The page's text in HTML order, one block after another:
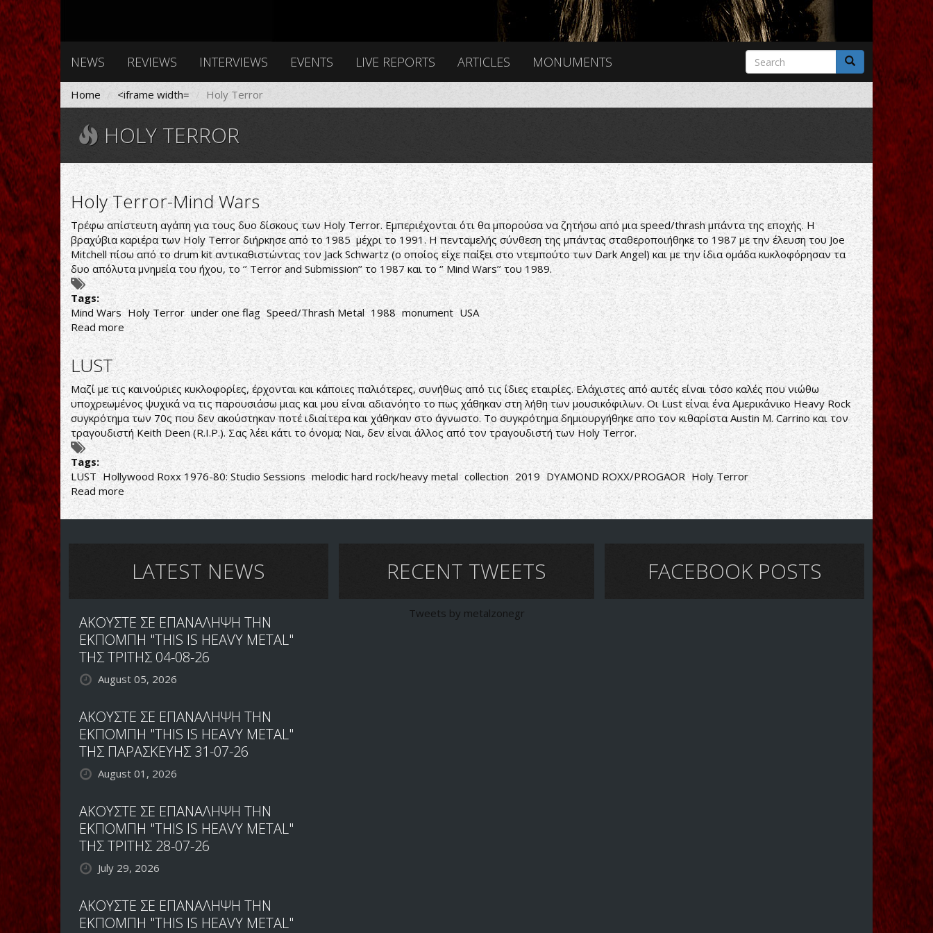
NEWS REVIEWS INTERVIEWS EVENTS LIVE REPORTS ARTICLES MONUMENTS
Search
form
Search
Home <iframe width= Holy Terror
HOLY TERROR
Holy Terror-Mind Wars
Τρέφω απίστευτη αγάπη για τους δυο δίσκους των Holy Terror. Εμπεριέχονται ότι θα μπορούσα να ζητήσω από μια speed/thrash μπάντα της εποχής. Η
βραχύβια καριέρα των Holy Terror διήρκησε από το 1985 μέχρι το 1991. Η πενταμελής σύνθεση της μπάντας σταθεροποιήθηκε το 1987 με την έλευση του Joe
Mitchell πίσω από το drum kit αντικαθιστώντας τον Jack Schwartz (ο οποίος είχε παίξει στο ντεμπούτο των Dark Angel) και με την ίδια ομάδα κυκλοφόρησαν τα
δυο απόλυτα μνημεία του ήχου, το ‘’ Terror and Submission’’ το 1987 και το ‘’ Mind Wars’’ του 1989.
Tags:
Mind Wars Holy Terror under one flag Speed/Thrash Metal 1988 monument USA
Read more about
Holy
Terror-
Mind
Wars
LUST
Μαζί με τις καινούριες κυκλοφορίες, έρχονται και κάποιες παλιότερες, συνήθως από τις ίδιες εταιρίες. Ελάχιστες από αυτές είναι τόσο καλές που νιώθω
υποχρεωμένος ψυχικά να τις παρουσιάσω μιας και μου είναι αδιανόητο το πως χάθηκαν στη λήθη των μουσικόφιλων. Οι Lust είναι ένα Αμερικάνικο Heavy Rock
συγκρότημα των 70ς που δεν ακούστηκαν ποτέ ιδιαίτερα και χάθηκαν στο άγνωστο. Το συγκρότημα δημιουργήθηκε απο τον κιθαρίστα Austin M. Carrino και τον
τραγουδιστή Keith Deen (R.I.P.). Σας λέει κάτι το όνομα; Ναι, δεν είναι άλλος από τον τραγουδιστή των Holy Terror.
Tags:
LUST Hollywood Roxx 1976-80: Studio Sessions melodic hard rock/heavy metal collection 2019 DYAMOND ROXX/PROGAOR Holy Terror
Read moreabout
LUST
LATEST NEWS
ΑΚΟΥΣΤΕ ΣΕ ΕΠΑΝΑΛΗΨΗ ΤΗΝ
ΕΚΠΟΜΠΗ "THIS IS HEAVY METAL"
ΤΗΣ ΤΡΙΤΗΣ 04-08-26
August 05, 2026
ΑΚΟΥΣΤΕ ΣΕ ΕΠΑΝΑΛΗΨΗ ΤΗΝ
ΕΚΠΟΜΠΗ "THIS IS HEAVY METAL"
ΤΗΣ ΠΑΡΑΣΚΕΥΗΣ 31-07-26
August 01, 2026
ΑΚΟΥΣΤΕ ΣΕ ΕΠΑΝΑΛΗΨΗ ΤΗΝ
ΕΚΠΟΜΠΗ "THIS IS HEAVY METAL"
ΤΗΣ ΤΡΙΤΗΣ 28-07-26
July 29, 2026
ΑΚΟΥΣΤΕ ΣΕ ΕΠΑΝΑΛΗΨΗ ΤΗΝ
ΕΚΠΟΜΠΗ "THIS IS HEAVY METAL"
RECENT TWEETS
Tweets by metalzonegr
FACEBOOK POSTS